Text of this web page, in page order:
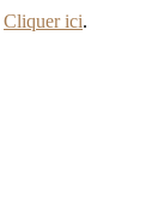
Cliquer ici.